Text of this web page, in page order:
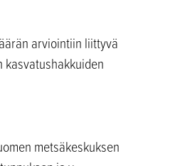
arviointiin liittyvä
metsäkeskuksen